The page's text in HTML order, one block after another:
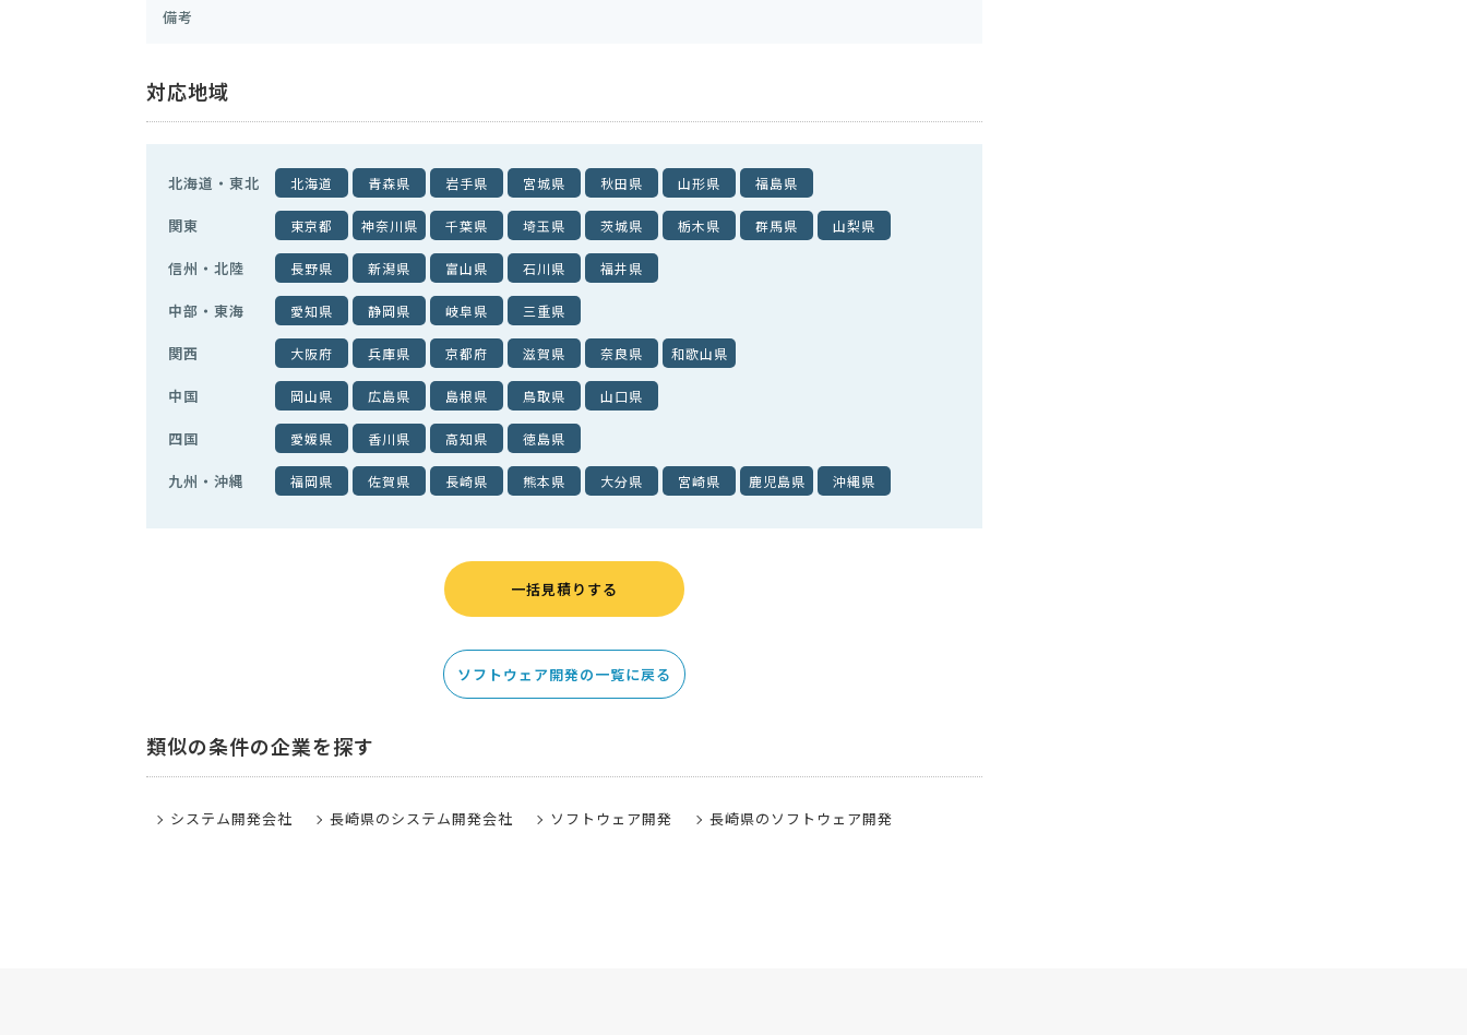
備考
対応地域
北海道・東北 北海道 青森県 岩手県 宮城県 秋田県 山形県 福島県
関東 東京都 神奈川県 千葉県 埼玉県 茨城県 栃木県 群馬県 山梨県
信州・北陸 長野県 新潟県 富山県 石川県 福井県
中部・東海 愛知県 静岡県 岐阜県 三重県
関西 大阪府 兵庫県 京都府 滋賀県 奈良県 和歌山県
中国 岡山県 広島県 島根県 鳥取県 山口県
四国 愛媛県 香川県 高知県 徳島県
九州・沖縄 福岡県 佐賀県 長崎県 熊本県 大分県 宮崎県 鹿児島県 沖縄県
一括見積りする
ソフトウェア開発の一覧に戻る
類似の条件の企業を探す
システム開発会社 長崎県のシステム開発会社 ソフトウェア開発 長崎県のソフトウェア開発